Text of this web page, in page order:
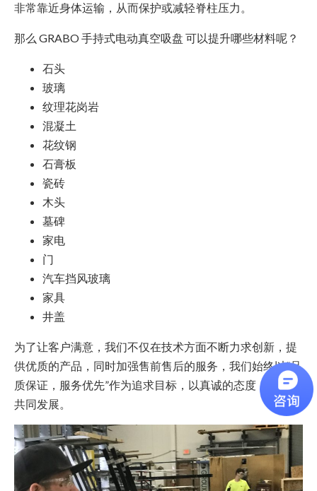
非常靠近身体运输，从而保护或减轻脊柱压力。
那么 GRABO 手持式电动真空吸盘 可以提升哪些材料呢？
石头
玻璃
纹理花岗岩
混凝土
花纹钢
石膏板
瓷砖
木头
墓碑
家电
门
汽车挡风玻璃
家具
井盖
为了让客户满意，我们不仅在技术方面不断力求创新，提
供优质的产品，同时加强售前售后的服务，我们始终以“品
质保证，服务优先”作为追求目标，以真诚的态度，与客户
共同发展。